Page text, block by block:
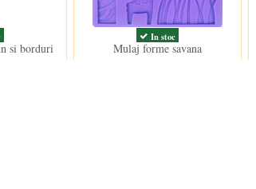
si borduri
In stoc
Mulaj forme savana